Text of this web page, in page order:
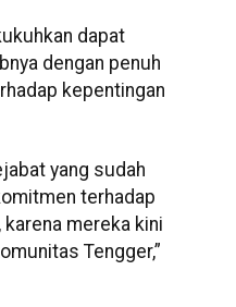
dapat
dengan penuh
kepentingan
yang sudah
terhadap
mereka kini
Tengger,”